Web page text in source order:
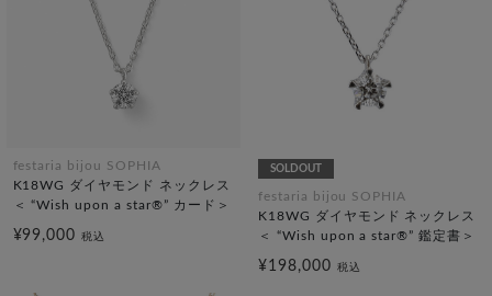
festaria bijou SOPHIA
K18WG ダイヤモンド ネックレス
＜ “Wish upon a star®” カード＞
¥99,000税込
SOLDOUT
festaria bijou SOPHIA
K18WG ダイヤモンド ネックレス
＜ “Wish upon a star®” 鑑定書＞
¥198,000 税込